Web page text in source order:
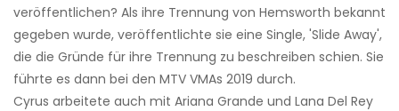
veröffentlichen? Als ihre Trennung von Hemsworth bekannt
gegeben wurde, veröffentlichte sie eine Single, 'Slide Away',
die die Gründe für ihre Trennung zu beschreiben schien. Sie
führte es dann bei den MTV VMAs 2019 durch.
Cyrus arbeitete auch mit Ariana Grande und Lana Del Rey